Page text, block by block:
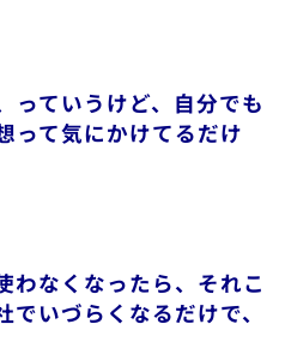
っていうけど、自分でも
って気にかけてるだけ
わなくなったら、それこ
いづらくなるだけで、